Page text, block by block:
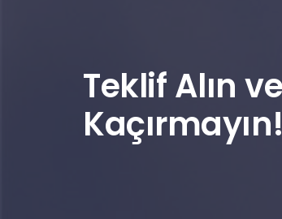
Teklif Alın
Kaçırmayın!